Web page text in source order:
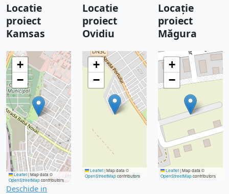
Locatie
proiect
Kamsas
+
−
Leaflet |Map data ©
OpenStreetMapcontributors
Deschide in
Locatie
proiect
Ovidiu
+
−
Leaflet |Map data ©
OpenStreetMapcontributors
Locație
proiect
Măgura
+
−
Leaflet |Map data ©
OpenStreetMapcontributors